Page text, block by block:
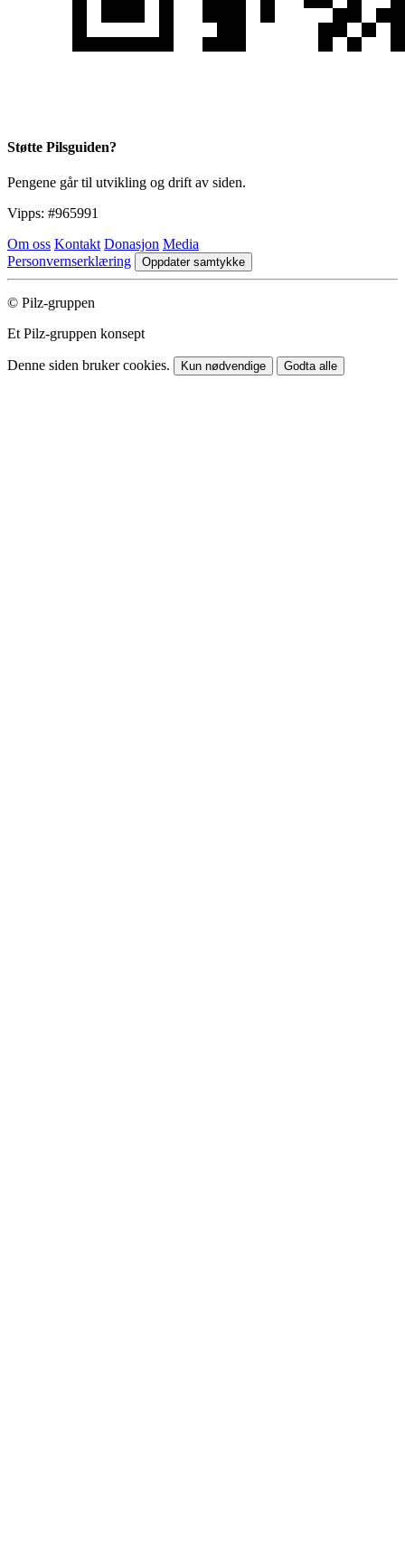
Støtte Pilsguiden?
Pengene går til utvikling og drift av siden.
Vipps: #965991
Om oss Kontakt Donasjon Media
Personvernserklæring
Oppdater samtykke
© Pilz-gruppen
Et Pilz-gruppen konsept
Denne siden bruker cookies. Kun nødvendige Godta alle